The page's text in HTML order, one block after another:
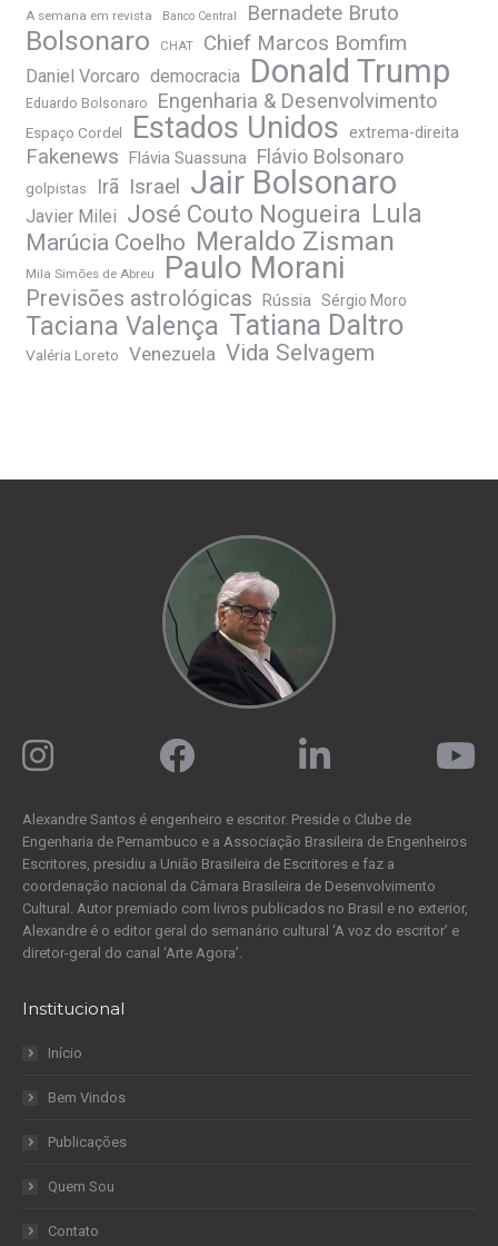
A semana em revista Banco Central Bernadete Bruto
Bolsonaro CHAT Chief Marcos Bomfim
Daniel Vorcaro democracia Donald Trump
Eduardo Bolsonaro Engenharia & Desenvolvimento
Espaço Cordel Estados Unidos extrema-direita
Fakenews Flávia Suassuna Flávio Bolsonaro
golpistas Irã Israel Jair Bolsonaro
Javier Milei José Couto Nogueira Lula
Marúcia Coelho Meraldo Zisman
Mila Simões de Abreu Paulo Morani
Previsões astrológicas Rússia Sérgio Moro
Taciana Valença Tatiana Daltro
Valéria Loreto Venezuela Vida Selvagem
Alexandre Santos é engenheiro e escritor. Preside o Clube de
Engenharia de Pernambuco e a Associação Brasileira de Engenheiros
Escritores, presidiu a União Brasileira de Escritores e faz a
coordenação nacional da Câmara Brasileira de Desenvolvimento
Cultural. Autor premiado com livros publicados no Brasil e no exterior,
Alexandre é o editor geral do semanário cultural ‘A voz do escritor’ e
diretor-geral do canal ‘Arte Agora’.
Institucional
Início
Bem Vindos
Publicações
Quem Sou
Contato